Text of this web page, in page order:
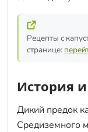
Рецепты с
странице:
История
Дикий предок
Средиземного